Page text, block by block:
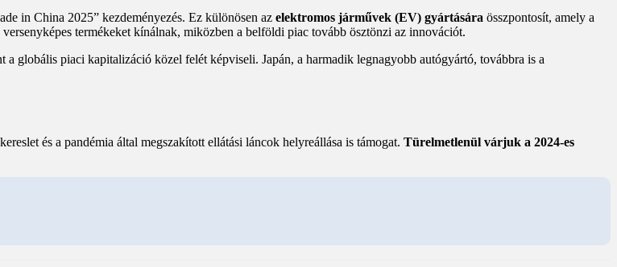
in China 2025” kezdeményezés. Ez különösen az elektromos járművek (EV) gyártására összpontosít, amely a
termékeket kínálnak, miközben a belföldi piac tovább ösztönzi az innovációt.
globális piaci kapitalizáció közel felét képviseli. Japán, a harmadik legnagyobb autógyártó, továbbra is a
és a pandémia által megszakított ellátási láncok helyreállása is támogat. Türelmetlenül várjuk a 2024-es